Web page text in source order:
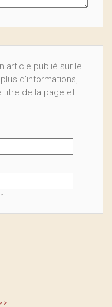
article publié sur le
d’informations,
titre de la page et